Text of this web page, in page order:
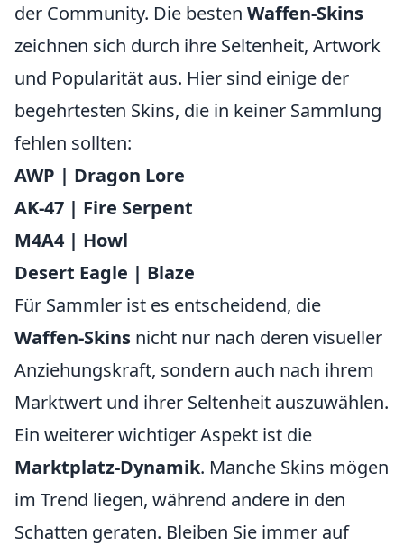
der Community. Die besten Waffen-Skins
zeichnen sich durch ihre Seltenheit, Artwork
und Popularität aus. Hier sind einige der
begehrtesten Skins, die in keiner Sammlung
fehlen sollten:
AWP | Dragon Lore
AK-47 | Fire Serpent
M4A4 | Howl
Desert Eagle | Blaze
Für Sammler ist es entscheidend, die
Waffen-Skins nicht nur nach deren visueller
Anziehungskraft, sondern auch nach ihrem
Marktwert und ihrer Seltenheit auszuwählen.
Ein weiterer wichtiger Aspekt ist die
Marktplatz-Dynamik. Manche Skins mögen
im Trend liegen, während andere in den
Schatten geraten. Bleiben Sie immer auf